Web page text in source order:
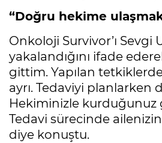
“Doğru hekime
Onkoloji Survivor’ı
yakalandığını ifade
gittim. Yapılan
ayrı. Tedaviyi planlarken
Hekiminizle kurduğunuz
Tedavi sürecinde
diye konuştu.